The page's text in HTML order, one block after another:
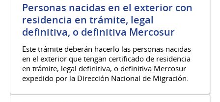
Personas nacidas en el exterior con
residencia en trámite, legal
definitiva, o definitiva Mercosur
Este trámite deberán hacerlo las personas nacidas
en el exterior que tengan certificado de residencia
en trámite, legal definitiva, o definitiva Mercosur
expedido por la Dirección Nacional de Migración.